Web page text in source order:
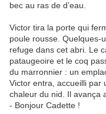
bec au ras de d’eau.
Victor tira la porte qui
poule rousse. Quelques-
refuge dans cet abri. Le
pataugeoire et le coq
du marronnier : un
Victor entra, accueilli par
chaleur du nid. Il avança
- Bonjour Cadette !